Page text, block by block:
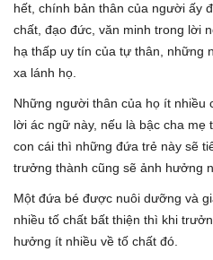
hết, chính bản thân của người ấy
chất, đạo đức, văn minh trong lời
hạ thấp uy tín của tự thân, những
xa lánh họ.
Những người thân của họ ít nhiều
lời ác ngữ này, nếu là bậc cha
con cái thì những đứa trẻ này sẽ
trưởng thành cũng sẽ ảnh hưởng
Một đứa bé được nuôi dưỡng và
nhiều tố chất bất thiện thì khi
hưởng ít nhiều về tố chất đó.